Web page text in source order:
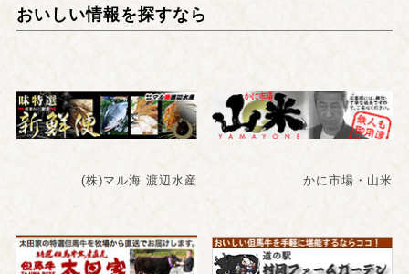
おいしい情報を探すなら
(株)マル海 渡辺水産 かに市場・山米